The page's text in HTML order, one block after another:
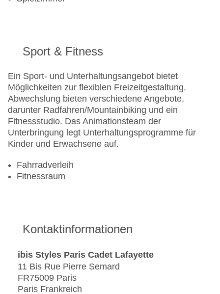
Sport & Fitness
Ein Sport- und Unterhaltungsangebot bietet
Möglichkeiten zur flexiblen Freizeitgestaltung.
Abwechslung bieten verschiedene Angebote,
darunter Radfahren/Mountainbiking und ein
Fitnessstudio. Das Animationsteam der
Unterbringung legt Unterhaltungsprogramme für
Kinder und Erwachsene auf.
Fahrradverleih
Fitnessraum
Kontaktinformationen
ibis Styles Paris Cadet Lafayette
11 Bis Rue Pierre Semard
FR75009 Paris
Paris Frankreich